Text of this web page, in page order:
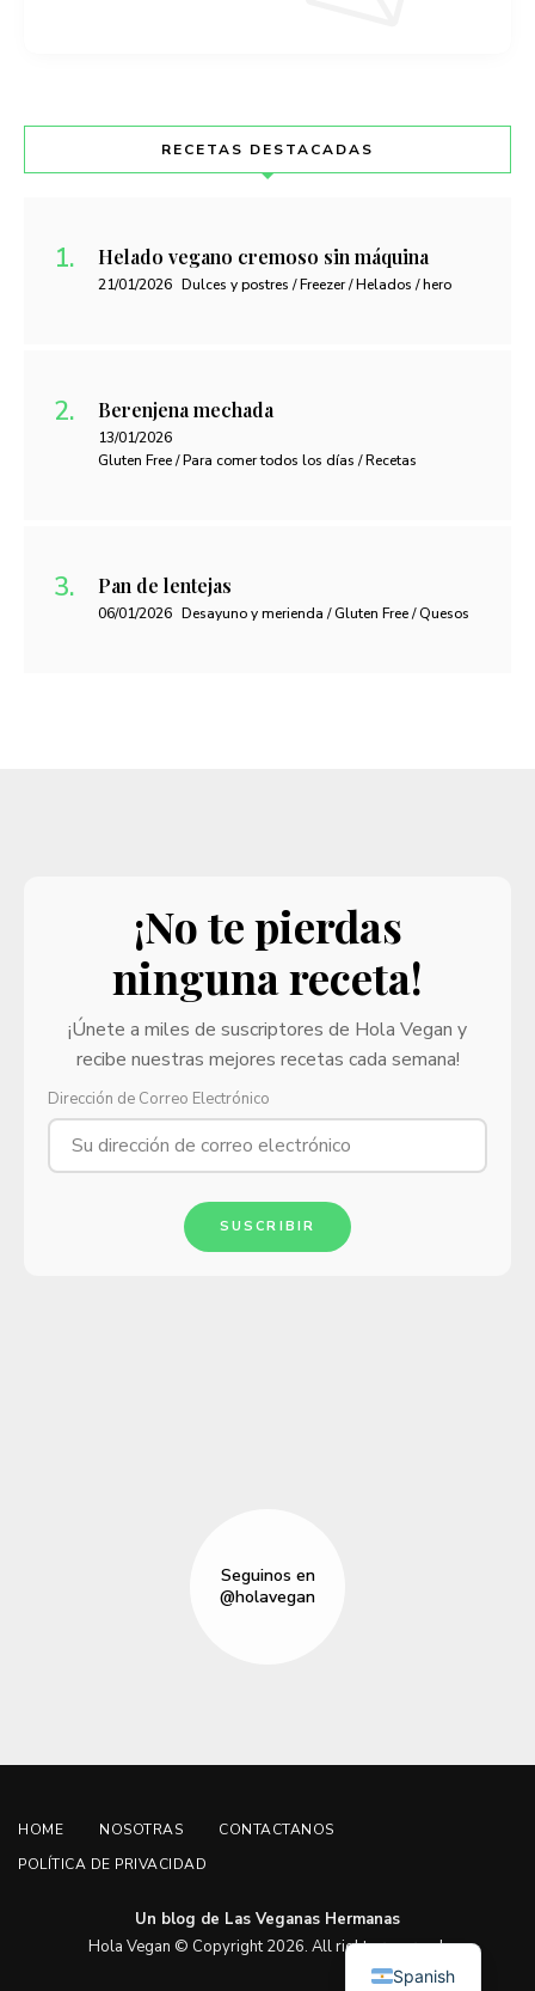
RECETAS DESTACADAS
Helado vegano cremoso sin máquina
21/01/2026 Dulces y postres / Freezer / Helados / hero
Berenjena mechada
13/01/2026
Gluten Free / Para comer todos los días / Recetas
Pan de lentejas
06/01/2026 Desayuno y merienda / Gluten Free / Quesos
¡No te pierdas
ninguna receta!
¡Únete a miles de suscriptores de Hola Vegan y
recibe nuestras mejores recetas cada semana!
Dirección de Correo Electrónico
SUSCRIBIR
Seguinos en
@holavegan
HOME NOSOTRAS
CONTACTANOS
POLÍTICA DE PRIVACIDAD
Un blog de Las Veganas Hermanas
Hola Vegan © Copyright 2026. All rights reserved.
Spanish
English